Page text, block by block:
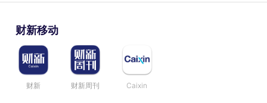
财新移动
财新 财新周刊 Caixin